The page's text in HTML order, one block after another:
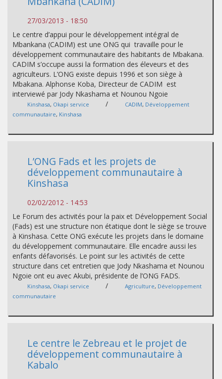
27/03/2013 - 18:50
Le centre d’appui pour le développement intégral de
Mbankana (CADIM) est une ONG qui travaille pour le
développement communautaire des habitants de Mbakana.
CADIM s’occupe aussi la formation des éleveurs et des
agriculteurs. L’ONG existe depuis 1996 et son siège à
Mbakana. Alphonse Koba, Directeur de CADIM est
interviewé par Jody Nkashama et Nounou Ngoie
Kinshasa, Okapi service / CADIM, Développement
communautaire, Kinshasa
L’ONG Fads et les projets de
développement communautaire à
Kinshasa
02/02/2012 - 14:53
Le Forum des activités pour la paix et Développement Social
(Fads) est une structure non étatique dont le siège se trouve
à Kinshasa. Cette ONG exécute les projets dans le domaine
du développement communautaire. Elle encadre aussi les
enfants défavorisés. Le point sur les activités de cette
structure dans cet entretien que Jody Nkashama et Nounou
Ngoie ont eu avec Akubi, présidente de l’ONG FADS.
Kinshasa, Okapi service / Agriculture, Développement
communautaire
Le centre le Zebreau et le projet de
développement communautaire à
Kabalo